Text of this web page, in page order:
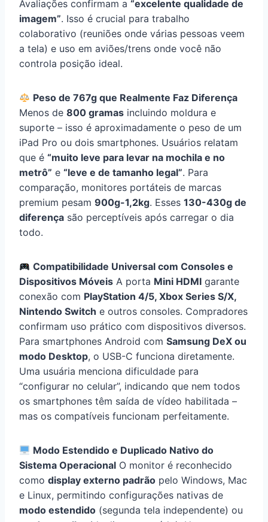
Avaliações confirmam a “excelente qualidade de
imagem”. Isso é crucial para trabalho
colaborativo (reuniões onde várias pessoas veem
a tela) e uso em aviões/trens onde você não
controla posição ideal.
Peso de 767g que Realmente Faz Diferença
Menos de 800 gramas incluindo moldura e
suporte – isso é aproximadamente o peso de um
iPad Pro ou dois smartphones. Usuários relatam
que é “muito leve para levar na mochila e no
metrô” e “leve e de tamanho legal”. Para
comparação, monitores portáteis de marcas
premium pesam 900g-1,2kg. Esses 130-430g de
diferença são perceptíveis após carregar o dia
todo.
Compatibilidade Universal com Consoles e
Dispositivos Móveis A porta Mini HDMI garante
conexão com PlayStation 4/5, Xbox Series S/X,
Nintendo Switch e outros consoles. Compradores
confirmam uso prático com dispositivos diversos.
Para smartphones Android com Samsung DeX ou
modo Desktop, o USB-C funciona diretamente.
Uma usuária menciona dificuldade para
“configurar no celular”, indicando que nem todos
os smartphones têm saída de vídeo habilitada –
mas os compatíveis funcionam perfeitamente.
Modo Estendido e Duplicado Nativo do
Sistema Operacional O monitor é reconhecido
como display externo padrão pelo Windows, Mac
e Linux, permitindo configurações nativas de
modo estendido (segunda tela independente) ou